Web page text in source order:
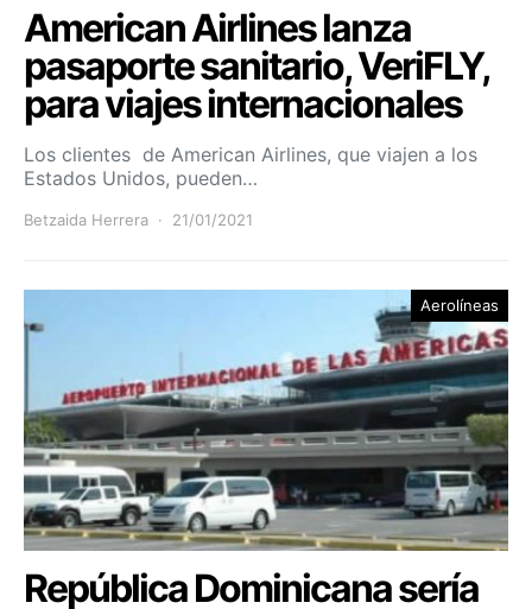
American Airlines lanza
pasaporte sanitario, VeriFLY,
para viajes internacionales
Los clientes de American Airlines, que viajen a los
Estados Unidos, pueden…
Betzaida Herrera 21/01/2021
Aerolíneas
República Dominicana sería